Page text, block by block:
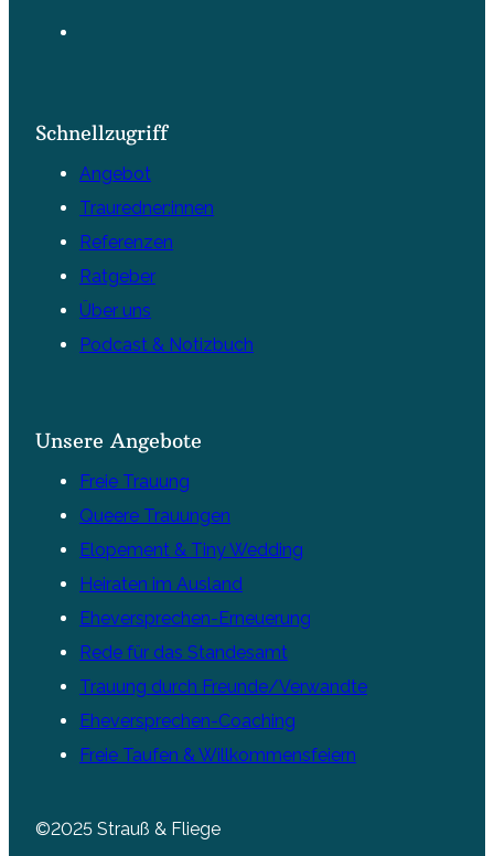
Schnellzugriff
Angebot
Trauredner:innen
Referenzen
Ratgeber
Über uns
Podcast & Notizbuch
Unsere Angebote
Freie Trauung
Queere Trauungen
Elopement & Tiny Wedding
Heiraten im Ausland
Eheversprechen-Erneuerung
Rede für das Standesamt
Trauung durch Freunde/Verwandte
Eheversprechen-Coaching
Freie Taufen & Willkommensfeiern
©2025 Strauß & Fliege